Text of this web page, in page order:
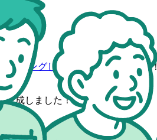
ティングしよう
」を達成しました！
達成しました！
う」を達成しました！